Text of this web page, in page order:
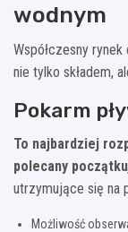
wodnym
Współczesny
nie tylko składem,
Pokarm
To najbardziej
polecany
utrzymujące się na
Możliwość